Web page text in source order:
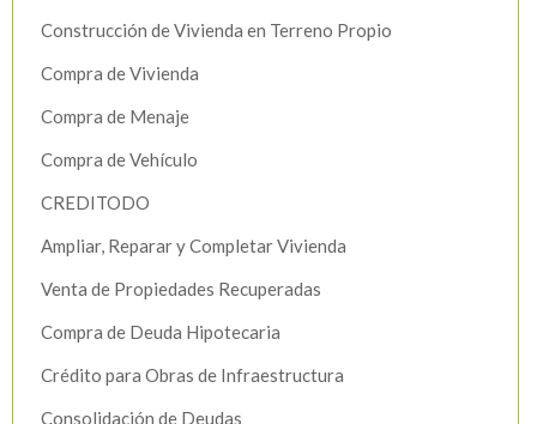
Construcción de Vivienda en Terreno Propio
Compra de Vivienda
Compra de Menaje
Compra de Vehículo
CREDITODO
Ampliar, Reparar y Completar Vivienda
Venta de Propiedades Recuperadas
Compra de Deuda Hipotecaria
Crédito para Obras de Infraestructura
Consolidación de Deudas